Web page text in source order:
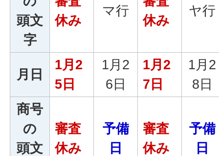
頭文
字
休み
マ行
休み
ヤ行
月日
1月2
5日
1月2
6日
1月2
7日
1月2
8日
商号
の
頭文
審査
休み
予備
日
審査
休み
予備
日